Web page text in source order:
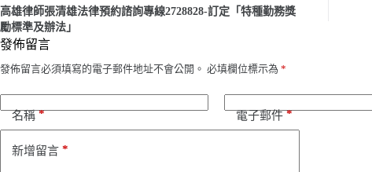
高雄律師張清雄法律預約諮詢專線2728828-訂定「特種勤務獎
勵標準及辦法」
發佈留言
發佈留言必須填寫的電子郵件地址不會公開。 必填欄位標示為 *
名稱* 電子郵件*
新增留言 *